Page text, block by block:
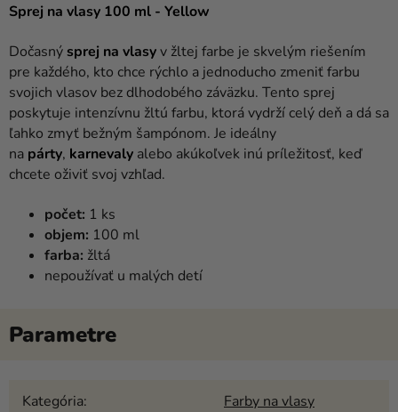
Sprej na vlasy 100 ml - Yellow
Dočasnýsprej na vlasyv žltej farbe je skvelým riešením
pre každého, kto chce rýchlo a jednoducho zmeniť farbu
svojich vlasov bez dlhodobého záväzku. Tento sprej
poskytuje intenzívnu žltú farbu, ktorá vydrží celý deň a dá sa
ľahko zmyť bežným šampónom. Je ideálny
na párty, karnevaly alebo akúkoľvek inú príležitosť, keď
chcete oživiť svoj vzhľad.
počet: 1 ks
objem: 100 ml
farba: žltá
nepoužívať u malých detí
Kategória: Farby na vlasy